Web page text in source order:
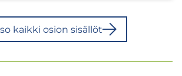
kaik­ki osion si­säl­löt